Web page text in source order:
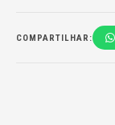
COMPARTILHAR: